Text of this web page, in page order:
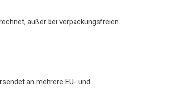
außer bei verpackungsfreien
an mehrere EU- und